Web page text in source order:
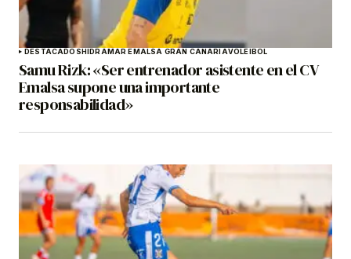
DESTACADOS HIDRAMAR EMALSA GRAN CANARIAVOLEIBOL
Samu Rizk: «Ser entrenador asistente en el CV
Emalsa supone una importante
responsabilidad»